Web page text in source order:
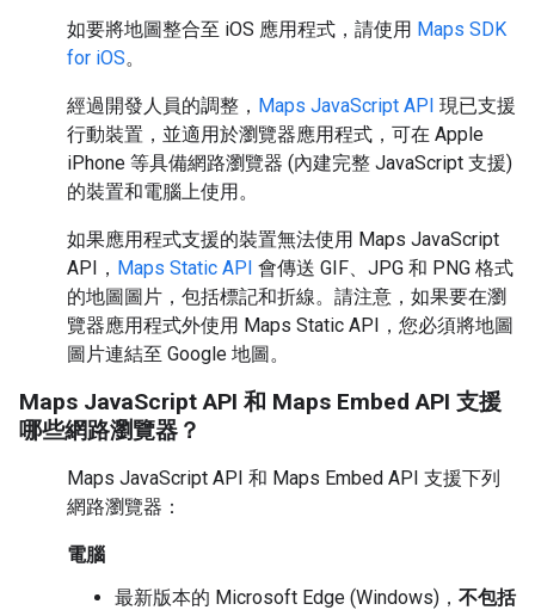
如要將地圖整合至 iOS 應用程式，請使用 Maps SDK
for iOS。
經過開發人員的調整， Maps JavaScript API 現已支援
行動裝置，並適用於瀏覽器應用程式，可在 Apple
iPhone 等具備網路瀏覽器 (內建完整 JavaScript 支援)
的裝置和電腦上使用。
如果應用程式支援的裝置無法使用 Maps JavaScript
API， Maps Static API 會傳送 GIF、JPG 和 PNG 格式
的地圖圖片，包括標記和折線。請注意，如果要在瀏
覽器應用程式外使用 Maps Static API，您必須將地圖
圖片連結至 Google 地圖。
Maps JavaScript API 和 Maps Embed API 支援
哪些網路瀏覽器？
Maps JavaScript API 和 Maps Embed API 支援下列
網路瀏覽器：
電腦
最新版本的 Microsoft Edge (Windows)， 不包括